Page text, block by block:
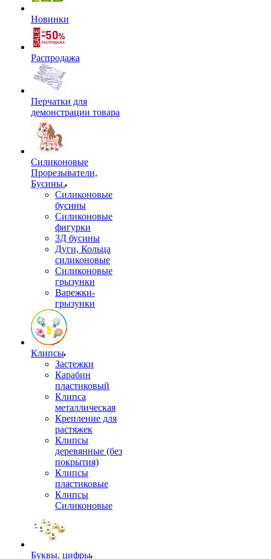
Новинки
Распродажа
Перчатки для
демонстрации товара
Силиконовые
Прорезыватели,
Бусины.
Силиконовые
бусины
Силиконовые
фигурки
3Д бусины
Дуги, Кольца
силиконовые
Силиконовые
грызунки
Варежки-
грызунки
Клипсы
Застежки
Карабин
пластиковый
Клипса
металлическая
Крепление для
растяжек
Клипсы
деревянные (без
покрытия)
Клипсы
пластиковые
Клипсы
Силиконовые
Буквы, цифры